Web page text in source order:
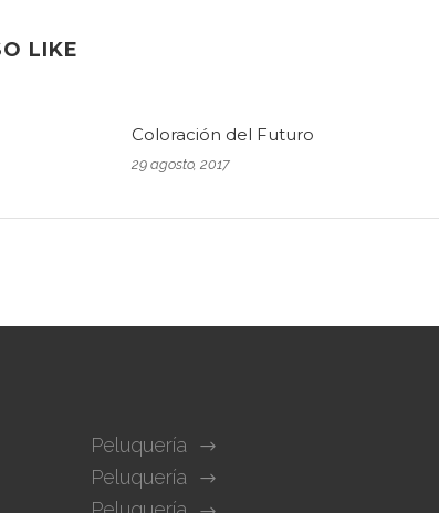
LIKE
Coloración del Futuro
29 agosto, 2017
Peluquería
Peluquería